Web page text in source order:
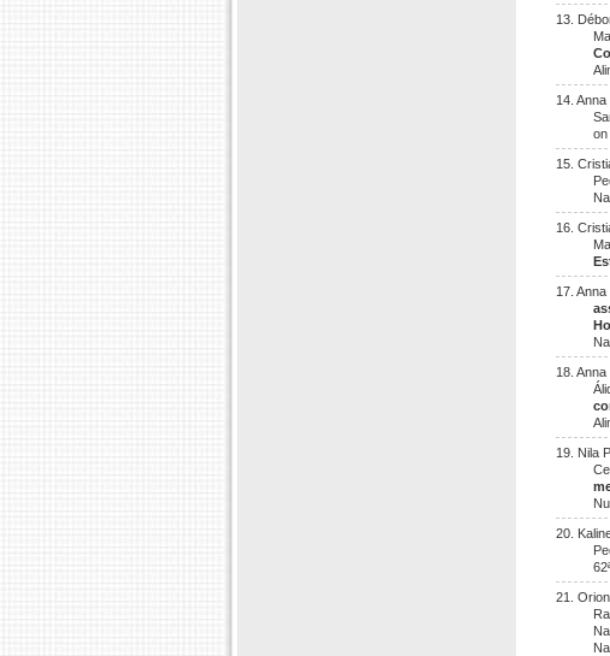
13.
14.
on
15.
16.
17.
18.
19. Nila
20.
21.